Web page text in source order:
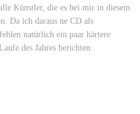
Künstler, die es bei mir in diesem
Da ich daraus ne CD als
natürlich ein paar härtere
des Jahres berichten.